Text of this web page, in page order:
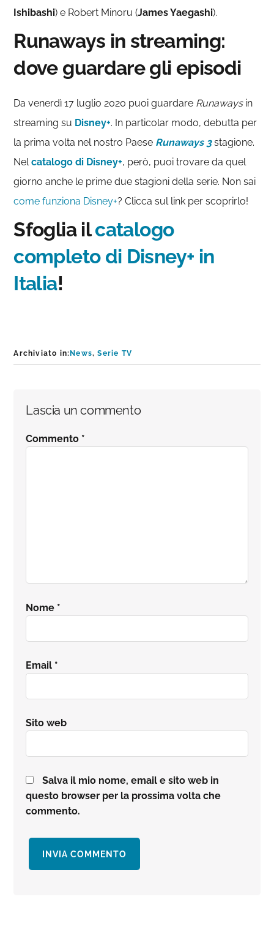
Ishibashi) e Robert Minoru (James Yaegashi).
Runaways in streaming:
dove guardare gli episodi
Da venerdì 17 luglio 2020 puoi guardare Runawaysin
streaming su Disney+. In particolar modo, debutta per
la prima volta nel nostro Paese Runaways 3stagione.
Nelcatalogo di Disney+, però, puoi trovare da quel
giorno anche le prime due stagioni della serie. Non sai
come funziona Disney+? Clicca sul link per scoprirlo!
Sfoglia ilcatalogo
completo di Disney+ in
Italia!
Archiviato in: News,Serie TV
Interazioni
del
Lascia un commento
Commento *
Nome *
Email *
Sito web
Salva il mio nome, email e sito web in
questo browser per la prossima volta che
commento.